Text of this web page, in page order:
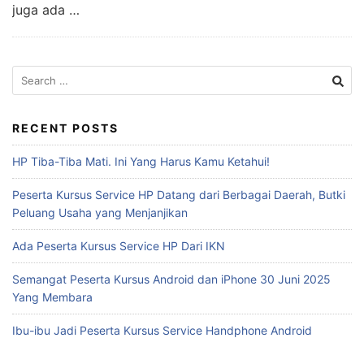
juga ada …
RECENT POSTS
HP Tiba-Tiba Mati. Ini Yang Harus Kamu Ketahui!
Peserta Kursus Service HP Datang dari Berbagai Daerah, Butki
Peluang Usaha yang Menjanjikan
Ada Peserta Kursus Service HP Dari IKN
Semangat Peserta Kursus Android dan iPhone 30 Juni 2025
Yang Membara
Ibu-ibu Jadi Peserta Kursus Service Handphone Android